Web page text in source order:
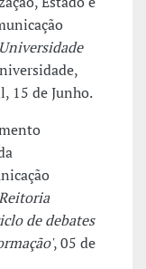
15 de Junho.
de debates
, 05 de